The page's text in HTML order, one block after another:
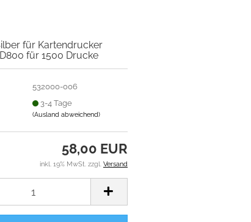
für Kartendrucker
für 1500 Drucke
532000-006
3-4 Tage
(Ausland abweichend)
58,00 EUR
inkl. 19% MwSt. zzgl. Versand